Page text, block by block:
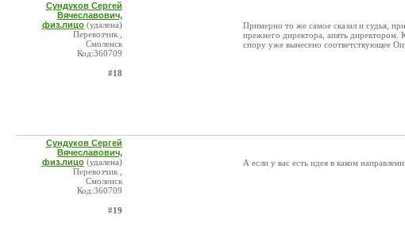
Сундуков Сергей
Вячеславович,
физ.лицо (удалена)
Перевозчик ,
Смоленск
Код:360709
#18
Примерно то же самое сказал и судья,
прежнего директора, апять
спору уже вынесено соответствующее
Сундуков Сергей
Вячеславович,
физ.лицо (удалена)
Перевозчик ,
Смоленск
Код:360709
#19
А если у вас есть идея в каком